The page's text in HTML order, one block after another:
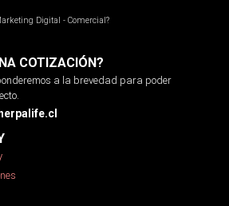
Digital - Comercial?
COTIZACIÓN?
a la brevedad para poder